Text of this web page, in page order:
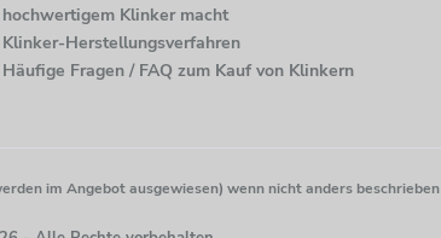
hochwertigem Klinker macht
Klinker-Herstellungsverfahren
Häufige Fragen / FAQ zum Kauf von Klinkern
im Angebot ausgewiesen) wenn nicht anders beschrieben